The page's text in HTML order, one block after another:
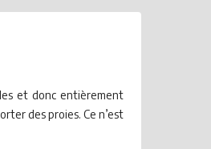
et donc entièrement
des proies. Ce n’est